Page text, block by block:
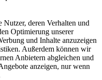
Nutzer, deren Verhalten und
Optimierung unserer
und Inhalte anzuzeigen
Außerdem können wir
Anbietern abgleichen und
anzeigen, nur wenn